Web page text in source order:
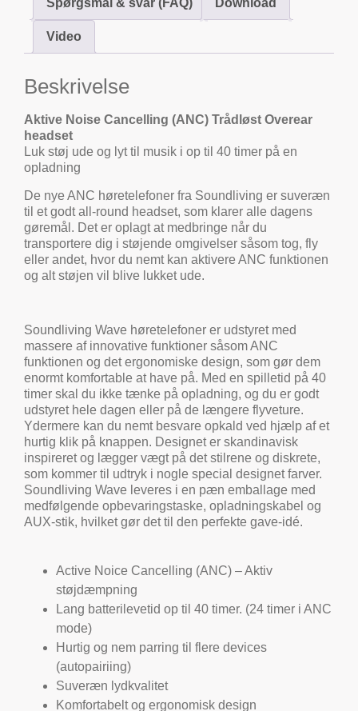
Spørgsmål & svar (FAQ) Download
Video
Beskrivelse
Aktive Noise Cancelling (ANC) Trådløst Overear
headset
Luk støj ude og lyt til musik i op til 40 timer på en
opladning
De nye ANC høretelefoner fra Soundliving er suveræn
til et godt all-round headset, som klarer alle dagens
gøremål. Det er oplagt at medbringe når du
transportere dig i støjende omgivelser såsom tog, fly
eller andet, hvor du nemt kan aktivere ANC funktionen
og alt støjen vil blive lukket ude.
Soundliving Wave høretelefoner er udstyret med
massere af innovative funktioner såsom ANC
funktionen og det ergonomiske design, som gør dem
enormt komfortable at have på. Med en spilletid på 40
timer skal du ikke tænke på opladning, og du er godt
udstyret hele dagen eller på de længere flyveture.
Ydermere kan du nemt besvare opkald ved hjælp af et
hurtig klik på knappen. Designet er skandinavisk
inspireret og lægger vægt på det stilrene og diskrete,
som kommer til udtryk i nogle special designet farver.
Soundliving Wave leveres i en pæn emballage med
medfølgende opbevaringstaske, opladningskabel og
AUX-stik, hvilket gør det til den perfekte gave-idé.
Active Noice Cancelling (ANC) – Aktiv
støjdæmpning
Lang batterilevetid op til 40 timer. (24 timer i ANC
mode)
Hurtig og nem parring til flere devices
(autopairiing)
Suveræn lydkvalitet
Komfortabelt og ergonomisk design